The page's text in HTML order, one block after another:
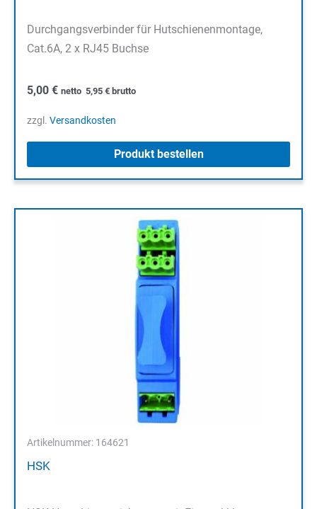
Durchgangsverbinder für Hutschienenmontage,
Cat.6A, 2 x RJ45 Buchse
5,00 € netto 5,95 € brutto
zzgl. Versandkosten
Produkt bestellen
Artikelnummer: 164621
HSK